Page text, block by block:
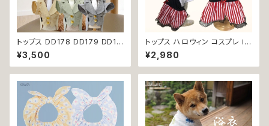
トップス DD178 DD179 DD18
0 タキシード スーツ フォーマル
蝶ネクタイ ネクタイ リボン 犬
猫 ペット 服 犬の服 猫の服 犬
かっこいい クール シャツ 返品
交換不可
¥3,500
トップス ハロウィン コスプレ ir
o1 ワンピース 海賊 ハロパ パイ
レーツ コスチューム コス 仮装
dog cat ウェア ドッグ ウェア ド
犬洋服 犬の洋服 猫服 猫洋服
猫の洋服 洋服 かわいい 可愛い
おしゃれ 返品交換不可
¥2,980